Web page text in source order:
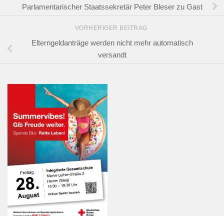
Parlamentarischer Staatssekretär Peter Bleser zu Gast
VORHERIGER BEITRAG
Elterngeldanträge werden nicht mehr automatisch
versandt